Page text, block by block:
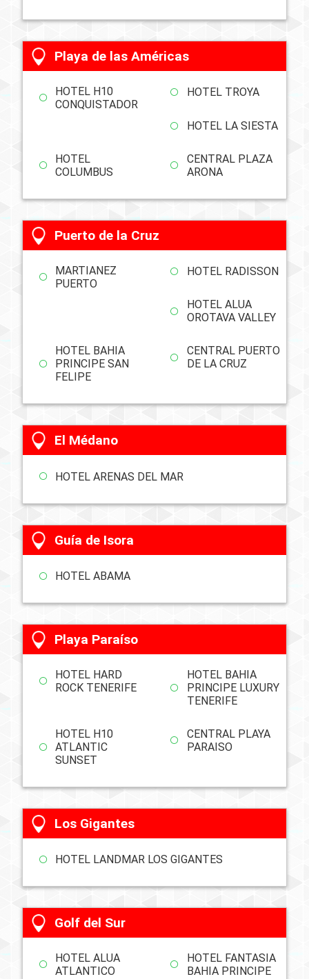
Playa de las Américas
HOTEL H10
CONQUISTADOR
HOTEL TROYA
HOTEL LA SIESTA
HOTEL
COLUMBUS
CENTRAL PLAZA
ARONA
Puerto de la Cruz
MARTIANEZ
PUERTO
HOTEL RADISSON
HOTEL ALUA
OROTAVA VALLEY
HOTEL BAHIA
PRINCIPE SAN
FELIPE
CENTRAL PUERTO
DE LA CRUZ
El Médano
HOTEL ARENAS DEL MAR
Guía de Isora
HOTEL ABAMA
Playa Paraíso
HOTEL HARD
ROCK TENERIFE
HOTEL BAHIA
PRINCIPE LUXURY
TENERIFE
HOTEL H10
ATLANTIC
SUNSET
CENTRAL PLAYA
PARAISO
Los Gigantes
HOTEL LANDMAR LOS GIGANTES
Golf del Sur
HOTEL ALUA
ATLANTICO
HOTEL FANTASIA
BAHIA PRINCIPE